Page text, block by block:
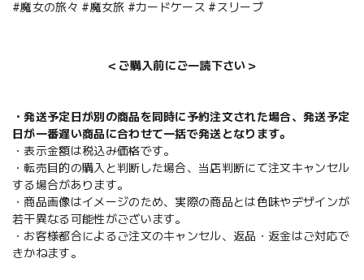
#魔女の旅々 #魔女旅 #カードケース #スリーブ
＜ご購入前にご一読下さい＞
・発送予定日が別の商品を同時に予約注文された場合、発送予定
日が一番遅い商品に合わせて一括で発送となります。
・表示金額は税込み価格です。
・転売目的の購入と判断した場合、当店判断にて注文キャンセル
する場合があります。
・商品画像はイメージのため、実際の商品とは色味やデザインが
若干異なる可能性がございます。
・お客様都合によるご注文のキャンセル、返品・返金はご対応で
きかねます。